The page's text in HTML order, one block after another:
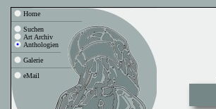
Home
Suchen
Art Archiv
Anthologien
Galerie
eMail